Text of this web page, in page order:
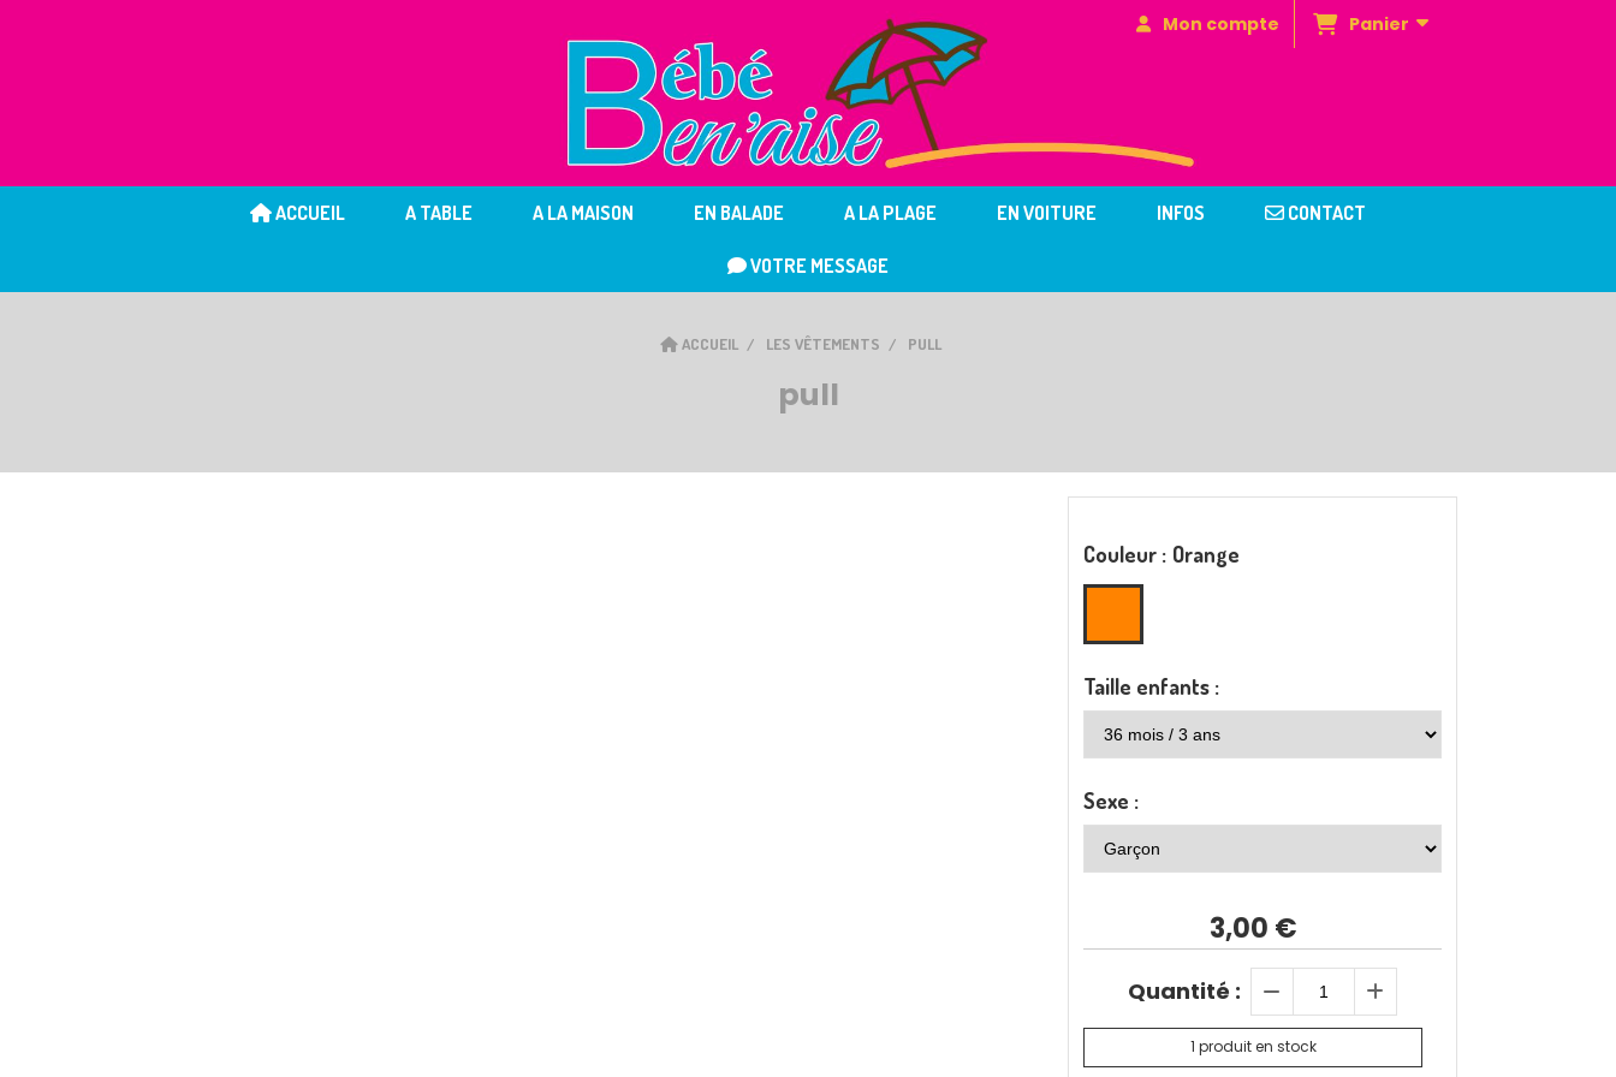
Mon compte Panier
ACCUEIL A TABLE A LA MAISON EN BALADE A LA PLAGE EN VOITURE INFOS CONTACT
VOTRE MESSAGE
ACCUEIL LES VÊTEMENTS PULL
pull
Couleur : Orange
Taille enfants :
Sexe :
3,00 €
Quantité :
1 produit en stock